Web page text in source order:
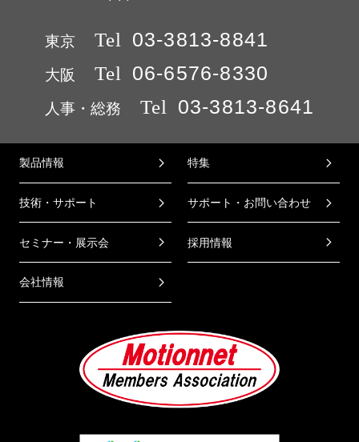
東京 Tel 03-3813-8841
大阪 Tel 06-6576-8330
人事・総務 Tel 03-3813-8641
製品情報 特集
技術・サポート サポート・お問い合わせ
セミナー・展示会 採用情報
会社情報